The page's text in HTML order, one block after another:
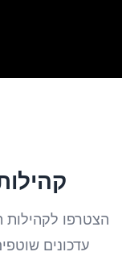
הצטרפו לקהילות
עדכונים